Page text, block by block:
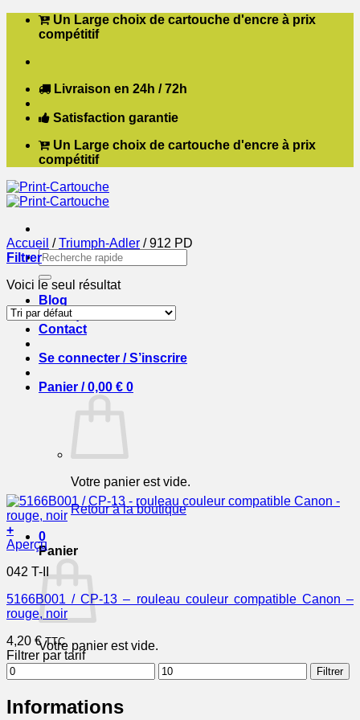
Passer Un Large choix de cartouche d'encre à prix
compétitif
Livraison en 24h / 72h
Satisfaction garantie
Un Large choix de cartouche d'encre à prix
compétitif
Recherche
pour :
Blog
Boutique
Contact
Se connecter / S’inscrire
Panier /0,00 € 0
Votre panier est vide.
Retour à la boutique
0
Panier
Votre panier est vide.
Accueil / Triumph-Adler /912 PD
Filtrer
Voici le seul résultat
+
Aperçu
042 T-II
5166B001 / CP-13 – rouleau couleur compatible Canon –
rouge, noir
4,20 € TTC
Filtrer par tarif
Prix
min
Prix
max
Filtrer
Informations